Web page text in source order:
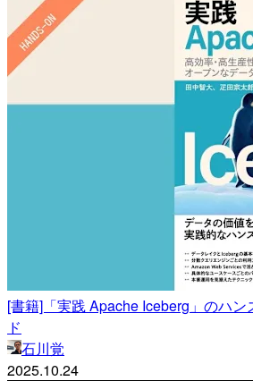
[書籍]「実践 Apache Iceberg」のハン
ド
石川覚
2025.10.24